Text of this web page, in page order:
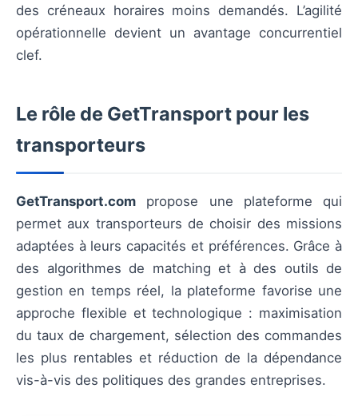
des créneaux horaires moins demandés. L’agilité
opérationnelle devient un avantage concurrentiel
clef.
Le rôle de GetTransport pour les
transporteurs
GetTransport.com propose une plateforme qui
permet aux transporteurs de choisir des missions
adaptées à leurs capacités et préférences. Grâce à
des algorithmes de matching et à des outils de
gestion en temps réel, la plateforme favorise une
approche flexible et technologique : maximisation
du taux de chargement, sélection des commandes
les plus rentables et réduction de la dépendance
vis-à-vis des politiques des grandes entreprises.